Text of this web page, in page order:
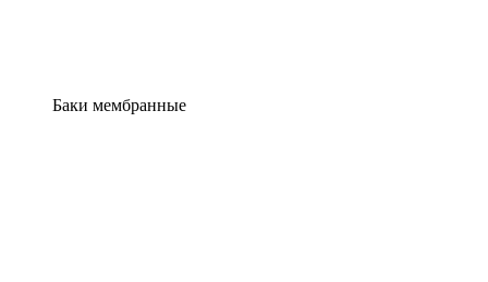
Баки мембранные